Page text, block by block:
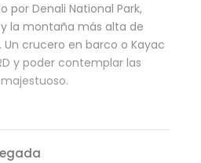
por Denali National Park,
la montaña más alta de
Un crucero en barco o Kayac
y poder contemplar las